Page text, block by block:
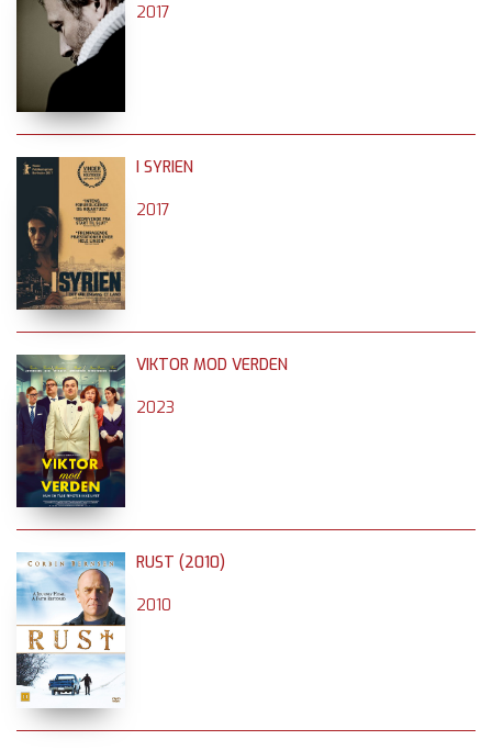
2017
I SYRIEN
2017
VIKTOR MOD VERDEN
2023
RUST (2010)
2010